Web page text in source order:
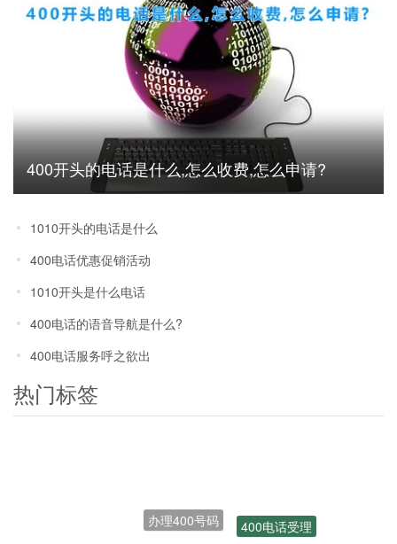
400开头的电话是什么,怎么收费,怎么申请?
1010开头的电话是什么
400电话优惠促销活动
1010开头是什么电话
400电话的语音导航是什么?
400电话服务呼之欲出
热门标签
400电话受理